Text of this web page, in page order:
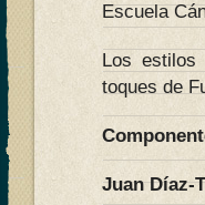
Escuela
Los
toques de
Juan Díaz-